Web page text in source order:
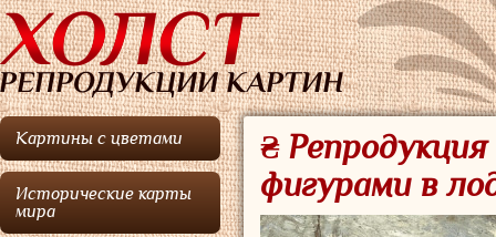
Картины с цветами
Исторические карты
мира
₴
фигурами в